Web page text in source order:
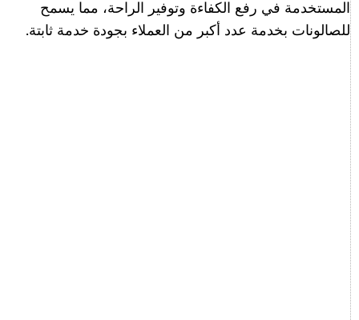
المستخدمة في رفع الكفاءة وتوفير الراحة، مما يسمح
للصالونات بخدمة عدد أكبر من العملاء بجودة خدمة ثابتة.